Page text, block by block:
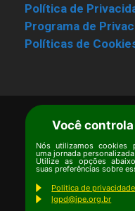
Política de
Programa de
Políticas de
Termos
Copyright ©
Email:
Você
Nós utilizamos cookies
uma jornada
Utilize as opções
suas preferências sobre
Politica de privacidade
lgpd@ipe.org.br